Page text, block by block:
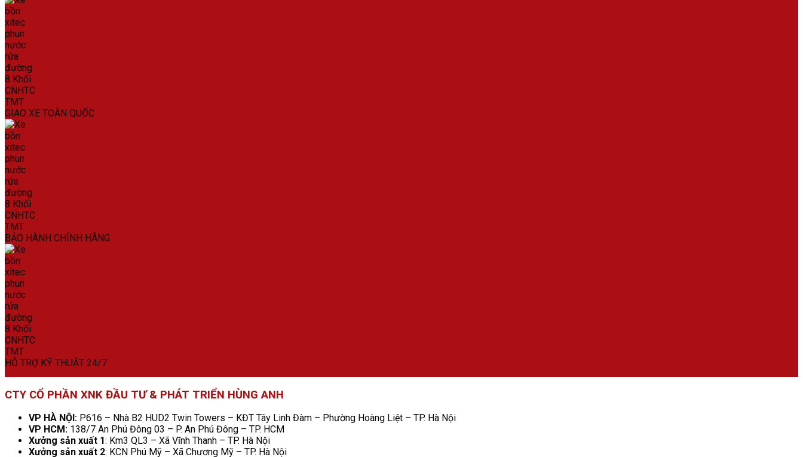
GIAO XE TOÀN QUỐC
BẢO HÀNH CHÍNH HÃNG
HỖ TRỢ KỸ THUẬT 24/7
CTY CỔ PHẦN XNK ĐẦU TƯ & PHÁT TRIỂN HÙNG ANH
VP HÀ NỘI: P616 – Nhà B2 HUD2 Twin Towers – KĐT Tây Linh Đàm – Phường Hoàng Liệt – TP. Hà Nội
VP HCM: 138/7 An Phú Đông 03 – P. An Phú Đông – TP. HCM
Xưởng sản xuất 1: Km3 QL3 – Xã Vĩnh Thanh – TP. Hà Nội
Xưởng sản xuất 2: KCN Phú Mỹ – Xã Chương Mỹ – TP. Hà Nội